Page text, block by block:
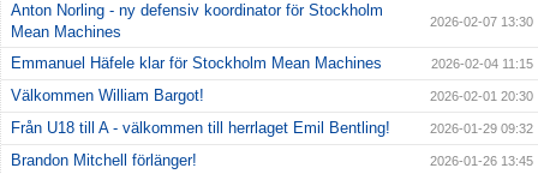
Anton Norling - ny defensiv koordinator för Stockholm
Mean Machines
2026-02-07 13:30
Emmanuel Häfele klar för Stockholm Mean Machines 2026-02-04 11:15
Välkommen William Bargot! 2026-02-01 20:30
Från U18 till A - välkommen till herrlaget Emil Bentling! 2026-01-29 09:32
Brandon Mitchell förlänger! 2026-01-26 13:45